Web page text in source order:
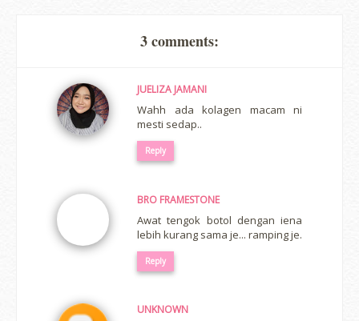
3 comments:
JUELIZA JAMANI
Wahh ada kolagen macam ni
mesti sedap..
Reply
BRO FRAMESTONE
Awat tengok botol dengan iena
lebih kurang sama je... ramping je.
Reply
UNKNOWN